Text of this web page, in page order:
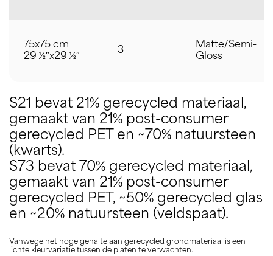
75x75 cm
29 ½″x29 ½″
3
Matte/Semi-
Gloss
S21 bevat 21% gerecycled materiaal,
gemaakt van 21% post-consumer
gerecycled PET en ~70% natuursteen
(kwarts).
S73 bevat 70% gerecycled materiaal,
gemaakt van 21% post-consumer
gerecycled PET, ~50% gerecycled glas
en ~20% natuursteen (veldspaat).
Vanwege het hoge gehalte aan gerecycled grondmateriaal is een
lichte kleurvariatie tussen de platen te verwachten.